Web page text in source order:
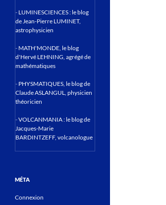
- LUMINESCIENCES : le blog
de Jean-Pierre LUMINET,
astrophysicien
- MATH'MONDE, le blog
d'Hervé LEHNING, agrégé de
mathématiques
- PHYSMATIQUES, le blog de
Claude ASLANGUL, physicien
théoricien
-VOLCANMANIA : le blog de
Jacques-Marie
BARDINTZEFF, volcanologue
MÉTA
Connexion